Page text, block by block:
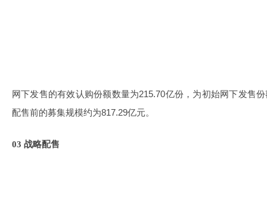
网下发售的有效认购份额数量为215.70亿份，为初始网下发售
配售前的募集规模约为817.29亿元。
03 战略配售